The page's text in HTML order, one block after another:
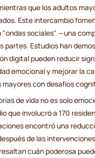
que los adultos
Este intercambio
"ondas sociales" —una
partes. Estudios han
digital pueden reducir
emocional y mejorar la
mayores con desafíos
de vida no es solo
que involucró a 170
encontró una
de las
cuán poderosa